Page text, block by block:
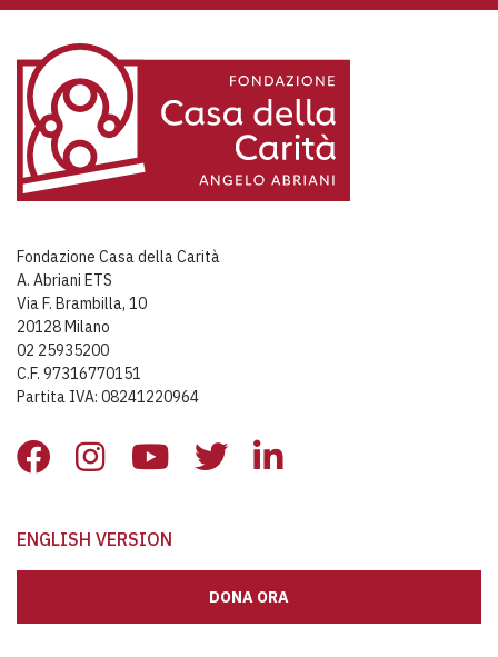
Fondazione Casa della Carità
A. Abriani ETS
Via F. Brambilla, 10
20128 Milano
02 25935200
C.F. 97316770151
Partita IVA: 08241220964
ENGLISH VERSION
DONA ORA